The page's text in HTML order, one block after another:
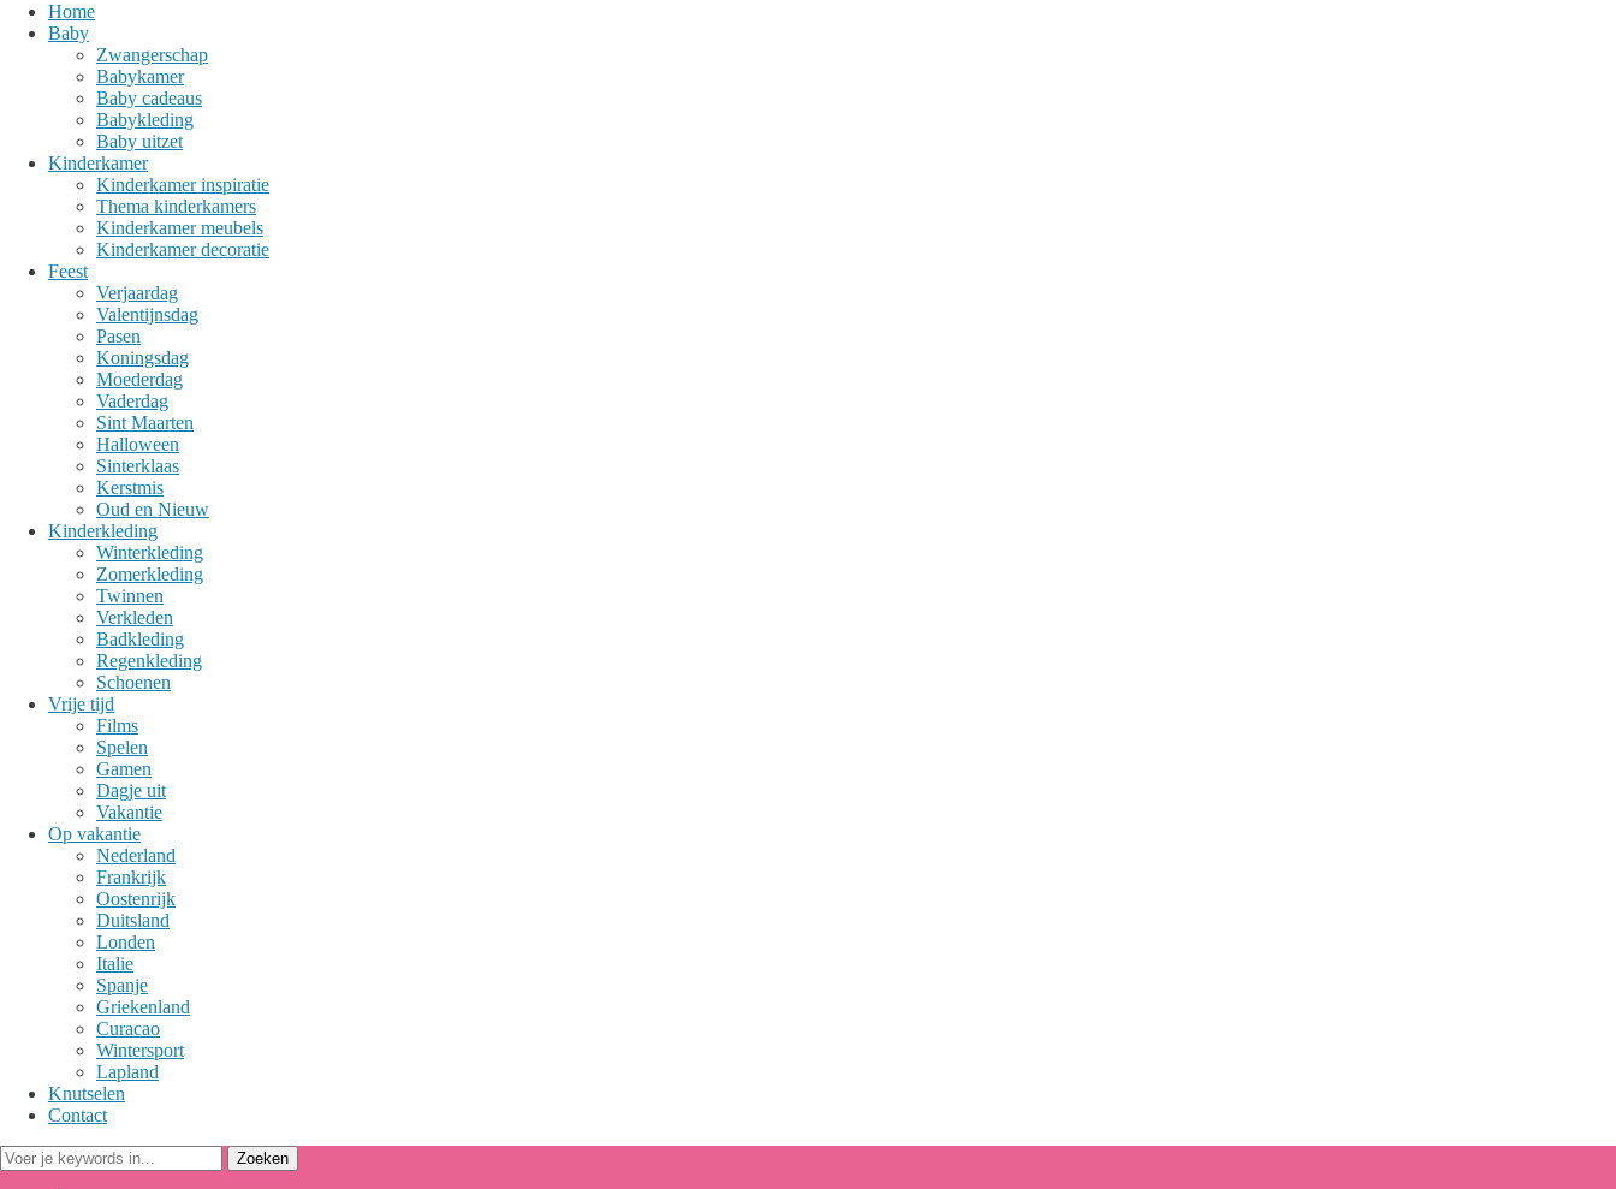
Home
Baby
Zwangerschap
Babykamer
Baby cadeaus
Babykleding
Baby uitzet
Kinderkamer
Kinderkamer inspiratie
Thema kinderkamers
Kinderkamer meubels
Kinderkamer decoratie
Feest
Verjaardag
Valentijnsdag
Pasen
Koningsdag
Moederdag
Vaderdag
Sint Maarten
Halloween
Sinterklaas
Kerstmis
Oud en Nieuw
Kinderkleding
Winterkleding
Zomerkleding
Twinnen
Verkleden
Badkleding
Regenkleding
Schoenen
Vrije tijd
Films
Spelen
Gamen
Dagje uit
Vakantie
Op vakantie
Nederland
Frankrijk
Oostenrijk
Duitsland
Londen
Italie
Spanje
Griekenland
Curacao
Wintersport
Lapland
Knutselen
Contact